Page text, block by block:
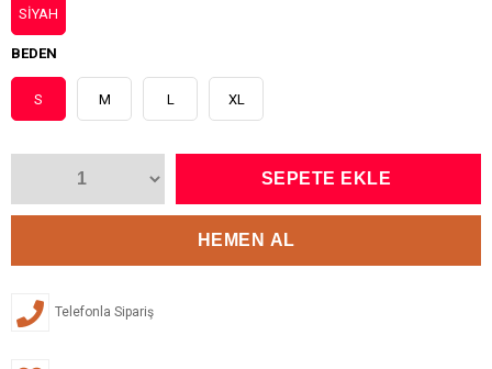
SİYAH
BEDEN
S M L XL
Telefonla Sipariş